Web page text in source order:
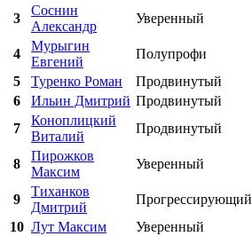
3
Соснин
Александр
Уверенный
4
Мурыгин
Евгений
Полупрофи
5
Туренко Роман Продвинутый
6
Ильин Дмитрий Продвинутый
7
Коноплицкий
Виталий
Продвинутый
8
Пирожков
Максим
Уверенный
9
Тиханков
Дмитрий
Прогрессирующий
10 Лут Максим Уверенный